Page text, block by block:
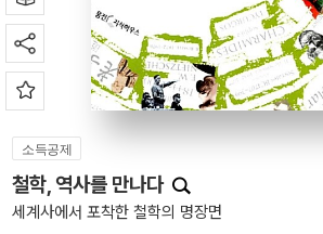
소득공제
철학, 역사를 만나다
세계사에서 포착한 철학의 명장면